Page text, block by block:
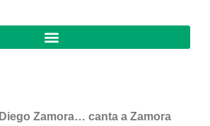
Diego Zamora… canta a Zamora